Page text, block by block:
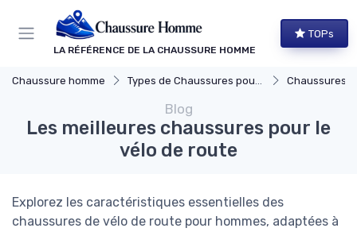
LA RÉFÉRENCE DE LA CHAUSSURE HOMME
TOPs
Chaussure homme Types de Chaussures pour Hommes Chaussures
Blog
Les meilleures chaussures pour le
vélo de route
Explorez les caractéristiques essentielles des
chaussures de vélo de route pour hommes, adaptées à
Panneau de gestion des cookies